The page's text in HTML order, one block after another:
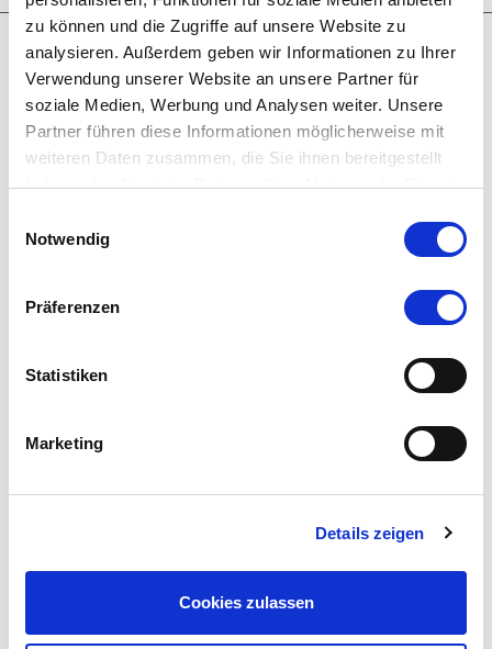
zu können und die Zugriffe auf unsere Website zu
analysieren. Außerdem geben wir Informationen zu Ihrer
Verwendung unserer Website an unsere Partner für
soziale Medien, Werbung und Analysen weiter. Unsere
Partner führen diese Informationen möglicherweise mit
weiteren Daten zusammen, die Sie ihnen bereitgestellt
haben oder die sie im Rahmen Ihrer Nutzung der Dienste
Notwendig
Präferenzen
Statistiken
Marketing
Details zeigen
Cookies zulassen
© 2025 thomas jirgens juwelenschmiede
nagel werbeagentur